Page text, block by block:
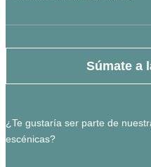
Súmate a
¿Te gustaría ser parte de
escénicas?